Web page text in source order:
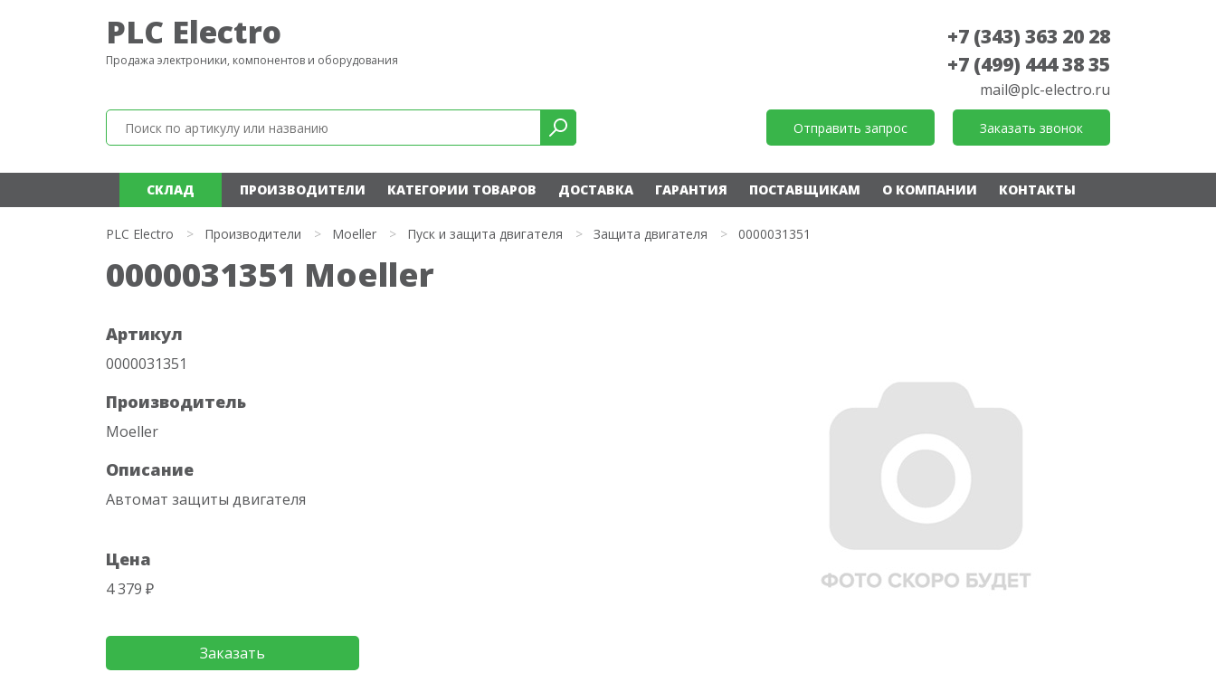
PLC Electro
Продажа электроники, компонентов и оборудования
+7 (343) 363 20 28
+7 (499) 444 38 35
mail@plc-electro.ru
Отправить запрос Заказать звонок
СКЛАД ПРОИЗВОДИТЕЛИ КАТЕГОРИИ ТОВАРОВ ДОСТАВКА ГАРАНТИЯ ПОСТАВЩИКАМ О КОМПАНИИ КОНТАКТЫ
PLC Electro > Производители > Moeller > Пуск и защита двигателя > Защита двигателя > 0000031351
0000031351 Moeller
Артикул
0000031351
Производитель
Moeller
Описание
Автомат защиты двигателя
Цена
4 379 ₽
Заказать